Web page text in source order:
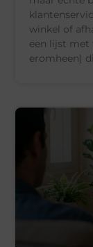
winkel of
een lijst met
eromheen)